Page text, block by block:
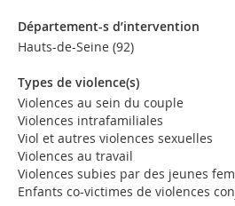
Département-s d’intervention
Hauts-de-Seine (92)
Types de violence(s)
Violences au sein du couple
Violences intrafamiliales
Viol et autres violences sexuelles
Violences au travail
Violences subies par des jeunes
Enfants co-victimes de violences